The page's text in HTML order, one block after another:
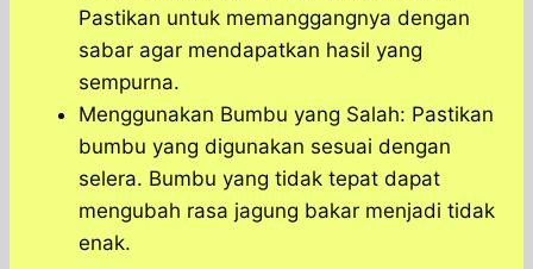
Pastikan untuk memanggangnya dengan
sabar agar mendapatkan hasil yang
sempurna.
Menggunakan Bumbu yang Salah: Pastikan
bumbu yang digunakan sesuai dengan
selera. Bumbu yang tidak tepat dapat
mengubah rasa jagung bakar menjadi tidak
enak.